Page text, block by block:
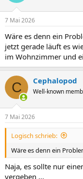
7 Mai 2026
Wäre es denn ein
jetzt gerade läuft es
im Wohnzimmer und
C Cephalopod
Well-known
7 Mai 2026
Logisch schrieb:
Wäre es denn ein
Naja, es sollte nur
vergeben ...